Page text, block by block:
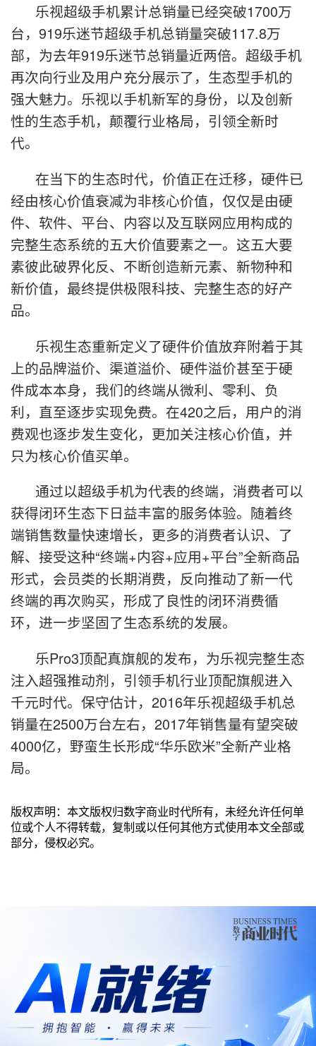
乐视超级手机累计总销量已经突破1700万
台，919乐迷节超级手机总销量突破117.8万
部，为去年919乐迷节总销量近两倍。超级手机
再次向行业及用户充分展示了，生态型手机的
强大魅力。乐视以手机新军的身份，以及创新
性的生态手机，颠覆行业格局，引领全新时
代。
在当下的生态时代，价值正在迁移，硬件已
经由核心价值衰减为非核心价值，仅仅是由硬
件、软件、平台、内容以及互联网应用构成的
完整生态系统的五大价值要素之一。这五大要
素彼此破界化反、不断创造新元素、新物种和
新价值，最终提供极限科技、完整生态的好产
品。
乐视生态重新定义了硬件价值放弃附着于其
上的品牌溢价、渠道溢价、硬件溢价甚至于硬
件成本本身，我们的终端从微利、零利、负
利，直至逐步实现免费。在420之后，用户的消
费观也逐步发生变化，更加关注核心价值，并
只为核心价值买单。
通过以超级手机为代表的终端，消费者可以
获得闭环生态下日益丰富的服务体验。随着终
端销售数量快速增长，更多的消费者认识、了
解、接受这种“终端+内容+应用+平台”全新商品
形式，会员类的长期消费，反向推动了新一代
终端的再次购买，形成了良性的闭环消费循
环，进一步坚固了生态系统的发展。
乐Pro3顶配真旗舰的发布，为乐视完整生态
注入超强推动剂，引领手机行业顶配旗舰进入
千元时代。保守估计，2016年乐视超级手机总
销量在2500万台左右，2017年销售量有望突破
4000亿，野蛮生长形成“华乐欧米”全新产业格
局。
版权声明：本文版权归数字商业时代所有，未经允许任何单
位或个人不得转载，复制或以任何其他方式使用本文全部或
部分，侵权必究。